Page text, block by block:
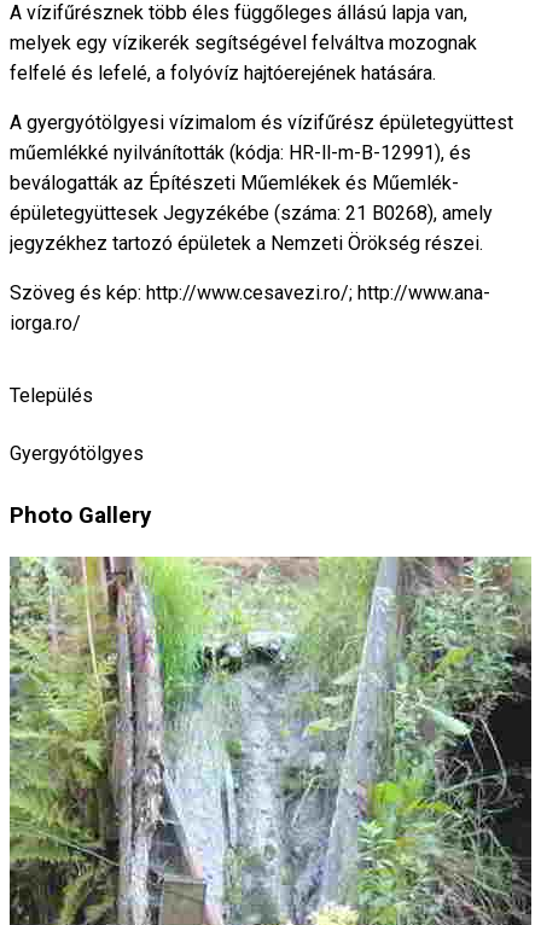
A vízifűrésznek több éles függőleges állású lapja van,
melyek egy vízikerék segítségével felváltva mozognak
felfelé és lefelé, a folyóvíz hajtóerejének hatására.
A gyergyótölgyesi vízimalom és vízifűrész épületegyüttest
műemlékké nyilvánították (kódja: HR-ll-m-B-12991), és
beválogatták az Építészeti Műemlékek és Műemlék-
épületegyüttesek Jegyzékébe (száma: 21 B0268), amely
jegyzékhez tartozó épületek a Nemzeti Örökség részei.
Szöveg és kép: http://www.cesavezi.ro/; http://www.ana-
iorga.ro/
Település
Gyergyótölgyes
Photo Gallery